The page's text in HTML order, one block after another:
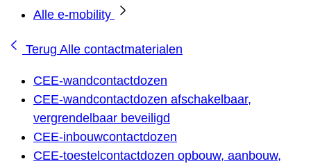
Alle e-mobility
Terug Alle contactmaterialen
CEE-wandcontactdozen
CEE-wandcontactdozen afschakelbaar,
vergrendelbaar beveiligd
CEE-inbouwcontactdozen
CEE-toestelcontactdozen opbouw, aanbouw,